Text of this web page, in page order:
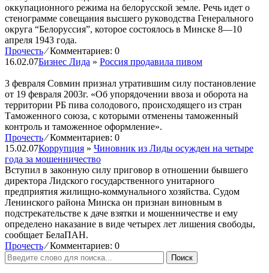
оккупационного режима на белорусской земле. Речь идет о
стенограмме совещания высшего руководства Генерального
округа “Белоруссия”, которое состоялось в Минске 8—10
апреля 1943 года.
Прочесть ⁄Комментариев: 0
16.02.07Бизнес Лида » Россия продавила пивом
3 февраля Совмин признал утратившим силу постановление
от 19 февраля 2003г. «Об упорядочении ввоза и оборота на
территории РБ пива солодового, происходящего из стран
Таможенного союза, с которыми отменены таможенный
контроль и таможенное оформление».
Прочесть ⁄Комментариев: 0
15.02.07Коррупция » Чиновник из Лиды осужден на четыре
года за мошенничество
Вступил в законную силу приговор в отношении бывшего
директора Лидского государственного унитарного
предприятия жилищно-коммунального хозяйства. Судом
Ленинского района Минска он признан виновным в
подстрекательстве к даче взятки и мошенничестве и ему
определено наказание в виде четырех лет лишения свободы,
сообщает БелаПАН.
Прочесть ⁄Комментариев: 0
Поиск